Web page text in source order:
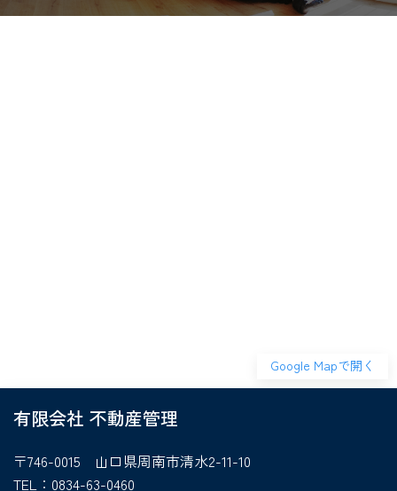
Google Mapで開く
有限会社 不動産管理
〒746-0015 山口県周南市清水2-11-10
TEL： 0834-63-0460